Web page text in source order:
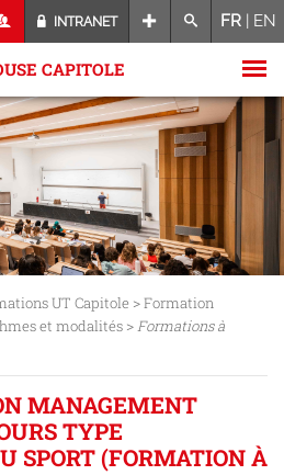
INTRANET FR | EN
CAPITOLE
UT Capitole >Formation
et modalités >Formations à
MANAGEMENT
TYPE
SPORT (FORMATION À